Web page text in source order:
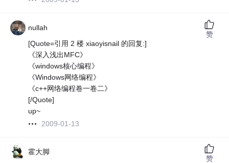
nullah
[Quote=引用 2 楼 xiaoyisnail 的回复:]
《深入浅出MFC》
《windows核心编程》
《Windows网络编程》
《c++网络编程卷一卷二》
[/Quote]
up~
2009-01-13
赞
霍大脚
赞